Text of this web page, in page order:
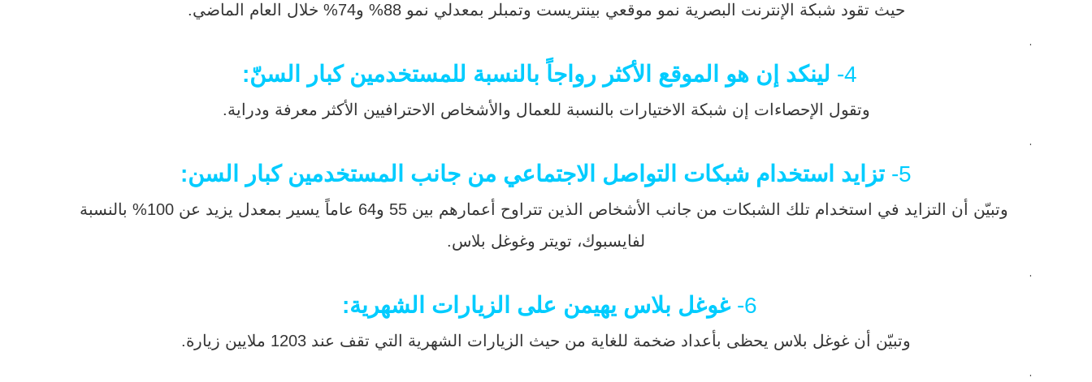
حيث تقود شبكة الإنترنت البصرية نمو موقعي بينتريست وتمبلر بمعدلي نمو 88% و74% خلال العام الماضي.
.
4- لينكد إن هو الموقع الأكثر رواجاً بالنسبة للمستخدمين كبار السنّ:
وتقول الإحصاءات إن شبكة الاختيارات بالنسبة للعمال والأشخاص الاحترافيين الأكثر معرفة ودراية.
.
5- تزايد استخدام شبكات التواصل الاجتماعي من جانب المستخدمين كبار السن:
وتبيّن أن التزايد في استخدام تلك الشبكات من جانب الأشخاص الذين تتراوح أعمارهم بين 55 و64 عاماً يسير بمعدل يزيد عن 100% بالنسبة
لفايسبوك، تويتر وغوغل بلاس.
.
6- غوغل بلاس يهيمن على الزيارات الشهرية:
وتبيّن أن غوغل بلاس يحظى بأعداد ضخمة للغاية من حيث الزيارات الشهرية التي تقف عند 1203 ملايين زيارة.
.